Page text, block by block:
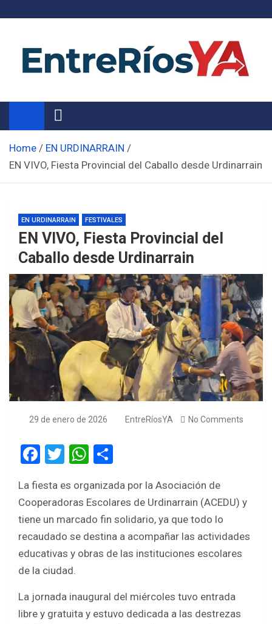
Noticias de Entre Ríos
Información de toda la provincia ahora
Home
EN URDINARRAIN
EN VIVO, Fiesta Provincial del Caballo desde Urdinarrain
EN URDINARRAIN FESTIVALES
EN VIVO, Fiesta Provincial del
Caballo desde Urdinarrain
29 de enero de 2026 EntreRíosYA No Comments
F
ce
b
o
o
k
T
tt
er
W
at
s
A
p
ar
e
La fiesta es organizada por la Asociación de
Cooperadoras Escolares de Urdinarrain (ACEDU) y
tiene un marcado fin solidario, ya que todo lo
recaudado se destina a acompañar las actividades
educativas y obras de las instituciones escolares
de la ciudad.
La jornada inaugural del miércoles tuvo entrada
libre y gratuita y estuvo dedicada a las destrezas